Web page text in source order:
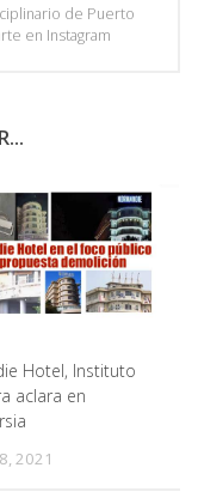
de Puerto
en Instagram
Hotel, Instituto
aclara en
2021